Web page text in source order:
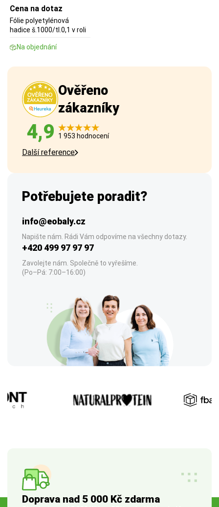
Cena na dotaz
Fólie polyetylénová
hadice š.1000/tl.0,1 v roli
Na objednání
Ověřeno
zákazníky
4,9 1 953 hodnocení
Další reference
Potřebujete poradit?
info@eobaly.cz
Napište nám. Rádi Vám odpovíme na všechny dotazy.
+420 499 97 97 97
Zavolejte nám. Společně to vyřešíme.
(Po–Pá: 7:00–16:00)
Doprava nad 5 000 Kč zdarma